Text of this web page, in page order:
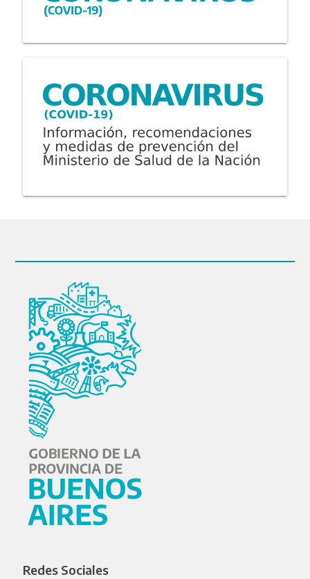
Redes Sociales